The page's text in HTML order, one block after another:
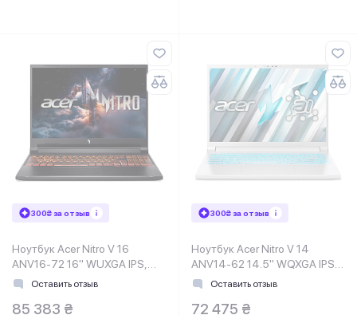
300₴ за отзыв
Ноутбук Acer Nitro V 16
ANV16-72 16" WUXGA IPS,
Intel 7-240H, 32GB, F1TB,
Оставить отзыв
85 383 ₴
300₴ за отзыв
Ноутбук Acer Nitro V 14
ANV14-62 14.5" WQXGA IPS,
AMD R5-340, 16GB, F1TB,
Оставить отзыв
72 475 ₴